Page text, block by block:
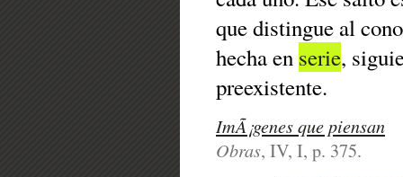
que distingue al
hecha en serie,
preexistente.
ImÃ¡genes que piensan
Obras, IV, I, p. 375.